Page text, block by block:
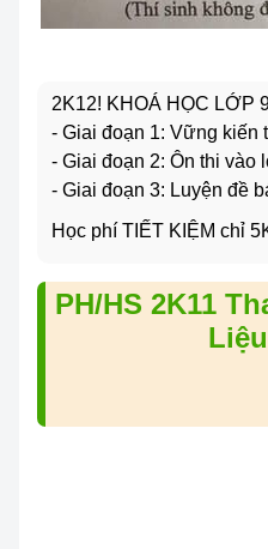
2K12! KHOÁ HỌC LỚP
- Giai đoạn 1: Vững kiến
- Giai đoạn 2: Ôn thi vào
- Giai đoạn 3: Luyện đề
Học phí TIẾT KIỆM chỉ
PH/HS 2K11